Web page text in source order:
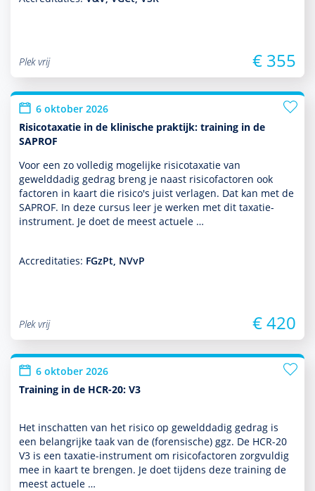
Plek vrij € 355
6 oktober 2026
Risicotaxatie in de klinische praktijk: training in de
SAPROF
Voor een zo volledig moge­lijke risicotaxatie van
gewelddadig gedrag breng je naast risicofactoren ook
factoren in kaart die risico's juist verlagen. Dat kan met de
SAPROF. In deze cursus leer je werken met dit taxatie-
instrument. Je doet de meest actuele …
Accreditaties: FGzPt, NVvP
Plek vrij € 420
6 oktober 2026
Training in de HCR-20: V3
Het inschatten van het risico op gewelddadig gedrag is
een belang­rijke taak van de (foren­sische) ggz. De HCR-20
V3 is een taxatie-instrument om risicofactoren zorgvuldig
mee in kaart te brengen. Je doet tijdens deze training de
meest actuele …